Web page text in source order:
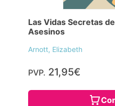
Las Vidas Secretas
Asesinos
Arnott, Elizabeth
PVP. 21,95€